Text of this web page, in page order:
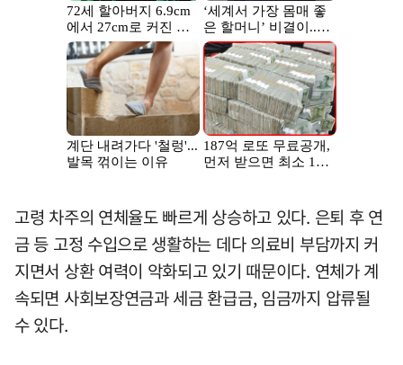
고령 차주의 연체율도 빠르게 상승하고 있다. 은퇴 후 연
금 등 고정 수입으로 생활하는 데다 의료비 부담까지 커
지면서 상환 여력이 악화되고 있기 때문이다. 연체가 계
속되면 사회보장연금과 세금 환급금, 임금까지 압류될
수 있다.